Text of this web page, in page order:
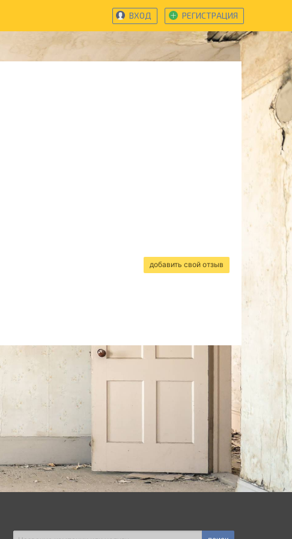
ВХОД РЕГИСТРАЦИЯ
добавить свой отзыв